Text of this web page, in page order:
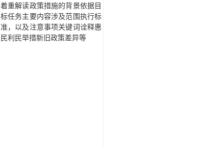
着重解读政策措施的背景依据目
标任务主要内容涉及范围执行标
准，以及注意事项关键词诠释惠
民利民举措新旧政策差异等